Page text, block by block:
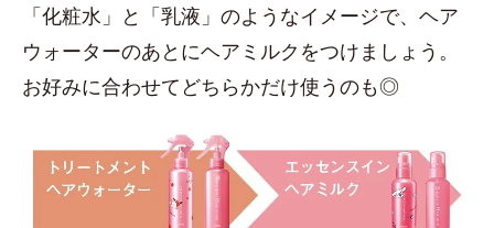
「化粧水」と「乳液」のようなイメージで、ヘア
ウォーターのあとにヘアミルクをつけましょう。
お好みに合わせてどちらかだけ使うのも◎